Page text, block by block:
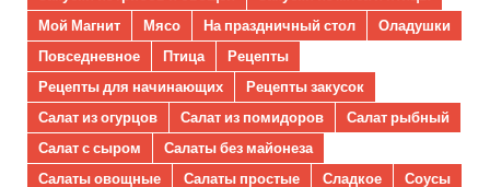
Мой Магнит
Мясо На праздничный стол
Оладушки
Повседневное
Птица
Рецепты
Рецепты для начинающих
Рецепты закусок
Салат из огурцов
Салат из помидоров
Салат рыбный
Салат с сыром
Салаты без майонеза
Салаты овощные
Салаты простые Сладкое
Соусы